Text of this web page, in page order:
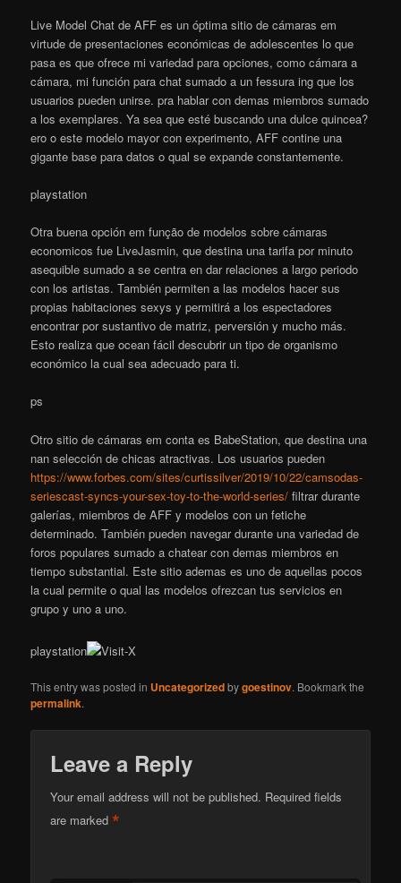
Live Model Chat de AFF es un óptima sitio de cámaras em
virtude de presentaciones económicas de adolescentes lo que
pasa es que ofrece mi variedad para opciones, como cámara a
cámara, mi función para chat sumado a un fessura ing que los
usuarios pueden unirse. pra hablar con demas miembros sumado
a los exemplares. Ya sea que esté buscando una dulce quincea?
ero o este modelo mayor con experimento, AFF contine una
gigante base para datos o qual se expande constantemente.
playstation
Otra buena opción em função de modelos sobre cámaras
economicos fue LiveJasmin, que destina una tarifa por minuto
asequible sumado a se centra en dar relaciones a largo periodo
con los artistas. También permiten a las modelos hacer sus
propias habitaciones sexys y permitirá a los espectadores
encontrar por sustantivo de matriz, perversión y mucho más.
Esto realiza que ocean fácil descubrir un tipo de organismo
económico la cual sea adecuado para ti.
ps
Otro sitio de cámaras em conta es BabeStation, que destina una
nan selección de chicas atractivas. Los usuarios pueden
https://www.forbes.com/sites/curtissilver/2019/10/22/camsodas-
seriescast-syncs-your-sex-toy-to-the-world-series/ filtrar durante
galerías, miembros de AFF y modelos con un fetiche
determinado. También pueden navegar durante una variedad de
foros populares sumado a chatear con demas miembros en
tiempo substantial. Este sitio ademas es uno de aquellas pocos
la cual permite o qual las modelos ofrezcan tus servicios en
grupo y uno a uno.
playstation
This entry was posted in Uncategorizedbygoestinov. Bookmark the
permalink.
Leave a Reply
Your email address will not be published. Required fields
are marked*